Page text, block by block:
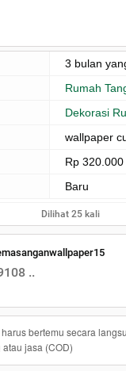
3 bulan
Rumah
Dekorasi
wallpaper
Rp 320.000
Baru
Dilihat 25 kali
..
bertemu secara
jasa (COD)